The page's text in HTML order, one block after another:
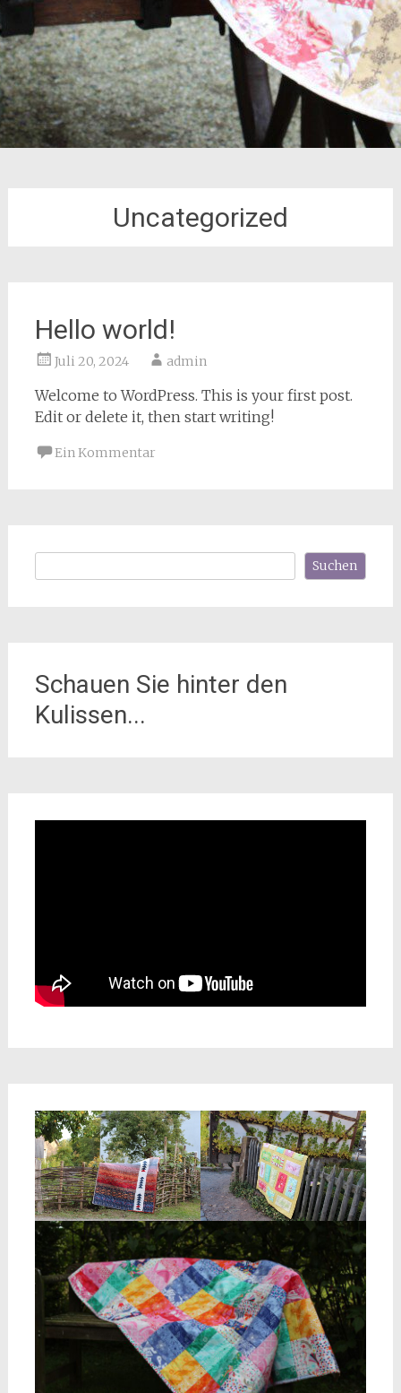
Uncategorized
Hello world!
Juli 20, 2024 admin
Welcome to WordPress. This is your first post.
Edit or delete it, then start writing!
Ein Kommentar
Suchen
Schauen Sie hinter den
Kulissen...